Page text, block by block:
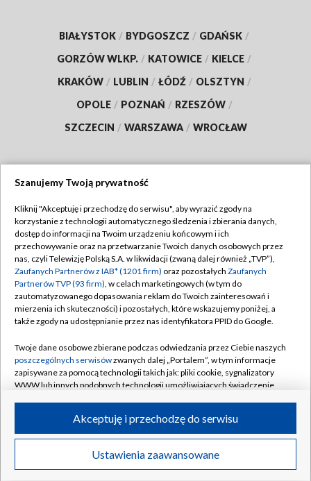
BIAŁYSTOK / BYDGOSZCZ / GDAŃSK /
GORZÓW WLKP. / KATOWICE / KIELCE /
KRAKÓW / LUBLIN / ŁÓDŹ / OLSZTYN /
OPOLE / POZNAŃ / RZESZÓW /
SZCZECIN / WARSZAWA / WROCŁAW
TVP
Abonament TVP
Emisja w TVP
Centrum informacji TVP
Naziemna Telewizja Cyfrowa
Rada Programowa
System NOS
Informacje o nadawcy
Program dla prasy
Ogłoszenie przetargowe
Regulamin TVP
Polityka prywatności
Moje zgody
Pomoc
Kontakt
Kanały
©2026 Telewizja Polska S.A. w likwidacji
Szanujemy Twoją prywatność
Kliknij "Akceptuję i przechodzę do serwisu", aby wyrazić zgody na
korzystanie z technologii automatycznego śledzenia i zbierania danych,
dostęp do informacji na Twoim urządzeniu końcowym i ich
przechowywanie oraz na przetwarzanie Twoich danych osobowych przez
nas, czyli Telewizję Polską S.A. w likwidacji (zwaną dalej również „TVP”),
Zaufanych Partnerów z IAB* (1201 firm) oraz pozostałych Zaufanych
Partnerów TVP (93 firm), w celach marketingowych (w tym do
zautomatyzowanego dopasowania reklam do Twoich zainteresowań i
mierzenia ich skuteczności) i pozostałych, które wskazujemy poniżej, a
także zgody na udostępnianie przez nas identyfikatora PPID do Google.
Twoje dane osobowe zbierane podczas odwiedzania przez Ciebie naszych
poszczególnych serwisówzwanych dalej „Portalem”, w tym informacje
zapisywane za pomocą technologii takich jak: pliki cookie, sygnalizatory
WWW lub innych podobnych technologii umożliwiających świadczenie
ruchu w Internecie.
Twoje dane osobowe zbierane podczas odwiedzania przez Ciebie
poszczególnych serwisówna Portalu, takie jak adresy IP, identyfikatory
Ustawienia zaawansowane
Akceptuję i przechodzę do serwisu